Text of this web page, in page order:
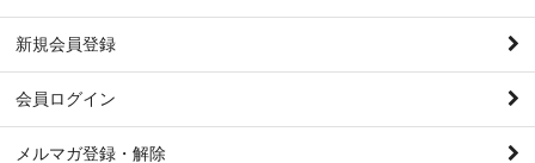
新規会員登録
会員ログイン
メルマガ登録・解除